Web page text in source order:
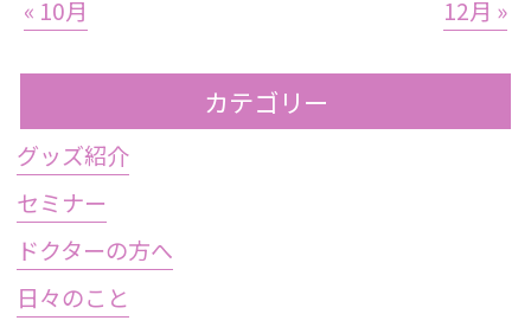
« 10月 12月 »
カテゴリー
グッズ紹介
セミナー
ドクターの方へ
日々のこと